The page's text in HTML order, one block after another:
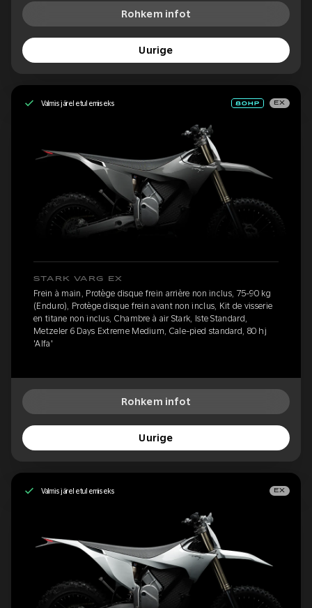
Rohkem infot
Uurige
Valmis järeletulemiseks EX
STARK VARG EX
Frein à main, Protège disque frein arrière non inclus, 75-90 kg
(Enduro), Protège disque frein avant non inclus, Kit de visserie
en titane non inclus, Chambre à air Stark, Iste Standard,
Metzeler 6 Days Extreme Medium, Cale-pied standard, 80 hj
'Alfa'
Rohkem infot
Uurige
Valmis järeletulemiseks EX